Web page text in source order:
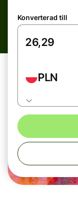
Konverterad till
PLN